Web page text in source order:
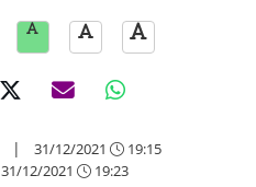
| 31/12/2021 19:15
31/12/2021 19:23